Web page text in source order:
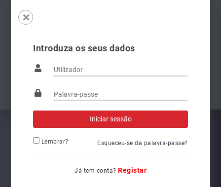
Introduza os seus dados
Lembrar? Esqueceu-se da palavra-passe?
Já tem conta? Registar
Famílias